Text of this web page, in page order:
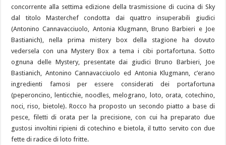
concorrente alla settima edizione della trasmissione di cucina di Sky
dal titolo Masterchef condotta dai quattro insuperabili giudici
(Antonino Cannavacciuolo, Antonia Klugmann, Bruno Barbieri e Joe
Bastianich), nella prima mistery box della stagione ha dovuto
vedersela con una Mystery Box a tema i cibi portafortuna. Sotto
ognuna delle Mystery, presentate dai giudici Bruno Barbieri, Joe
Bastianich, Antonino Cannavacciuolo ed Antonia Klugmann, c’erano
ingredienti famosi per essere considerati dei portafortuna
(peperoncino, lenticchie, noodles, melograno, loto, orata, cotechino,
noci, riso, bietole). Rocco ha proposto un secondo piatto a base di
pesce, filetti di orata per la precisione, con cui ha preparato due
gustosi involtini ripieni di cotechino e bietola, il tutto servito con due
fette di radice di loto fritte.